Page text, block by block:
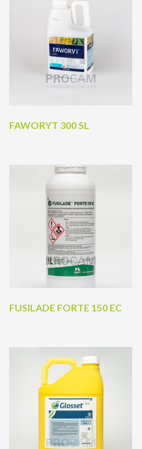
FAWORYT 300 SL
FUSILADE FORTE 150 EC